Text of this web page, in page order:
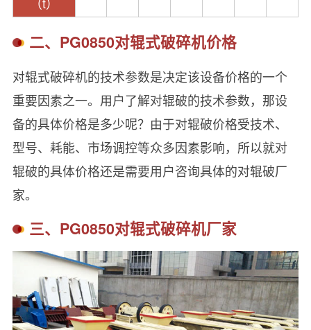
二、PG0850对辊式破碎机价格
对辊式破碎机的技术参数是决定该设备价格的一个
重要因素之一。用户了解对辊破的技术参数，那设
备的具体价格是多少呢？由于对辊破价格受技术、
型号、耗能、市场调控等众多因素影响，所以就对
辊破的具体价格还是需要用户咨询具体的对辊破厂
家。
三、PG0850对辊式破碎机厂家